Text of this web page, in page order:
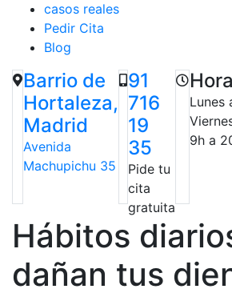
casos reales
Pedir Cita
Blog
Barrio de
Hortaleza,
Madrid
Avenida
Machupichu 35
91
716
19
35
Pide tu
cita
gratuita
Lunes
9h a
Hábitos
dañan tus